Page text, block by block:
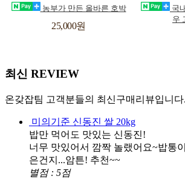
바
구
시
농부가 만든 올바른 호박
25,000원
국
우
최신 REVIEW
온갖잡팀 고객분들의 최신구매리뷰입니다.
미의기준 신동진 쌀 20kg
밥만 먹어도 맛있는 신동진!
너무 맛있어서 깜짝 놀랬어요~밥통
은건지...암튼! 추천~~
별점 : 5점